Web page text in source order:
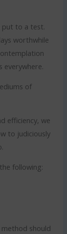
put to a test.
worthwhile
everywhere.
of
efficiency, we
to judiciously
following:
should